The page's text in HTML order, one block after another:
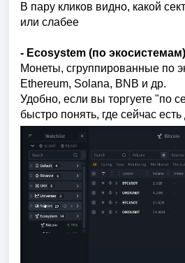
В пару кликов видно, какой
или слабее
- Ecosystem (по экосистемам)
Монеты, сгруппированные по
Ethereum, Solana, BNB и др.
Удобно, если вы торгуете "по
быстро понять, где сейчас